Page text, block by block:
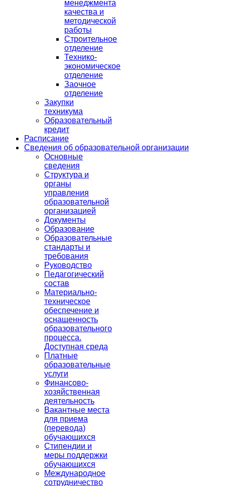
менеджмента
качества и
методической
работы
Строительное
отделение
Технико-
экономическое
отделение
Заочное
отделение
Закупки
техникума
Образовательный
кредит
Расписание
Сведения об образовательной организации
Основные
сведения
Структура и
органы
управления
образовательной
организацией
Документы
Образование
Образовательные
стандарты и
требования
Руководство
Педагогический
состав
Материально-
техническое
обеспечение и
оснащенность
образовательного
процесса.
Доступная среда
Платные
образовательные
услуги
Финансово-
хозяйственная
деятельность
Вакантные места
для приема
(перевода)
обучающихся
Стипендии и
меры поддержки
обучающихся
Международное
сотрудничество